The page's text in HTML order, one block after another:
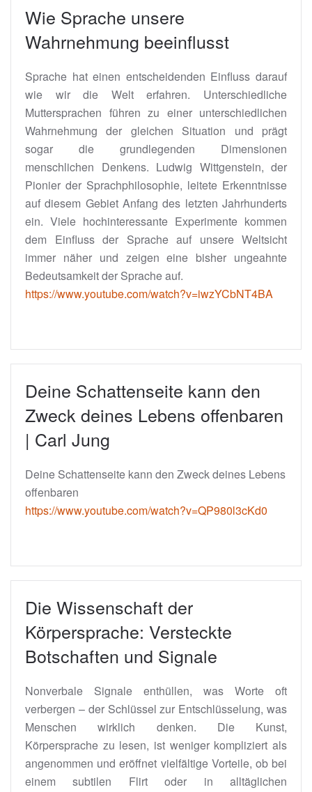
Wie Sprache unsere
Wahrnehmung beeinflusst
Sprache hat einen entscheidenden Einfluss darauf
wie wir die Welt erfahren. Unterschiedliche
Muttersprachen führen zu einer unterschiedlichen
Wahrnehmung der gleichen Situation und prägt
sogar die grundlegenden Dimensionen
menschlichen Denkens. Ludwig Wittgenstein, der
Pionier der Sprachphilosophie, leitete Erkenntnisse
auf diesem Gebiet Anfang des letzten Jahrhunderts
ein. Viele hochinteressante Experimente kommen
dem Einfluss der Sprache auf unsere Weltsicht
immer näher und zeigen eine bisher ungeahnte
Bedeutsamkeit der Sprache auf.
https://www.youtube.com/watch?v=iwzYCbNT4BA
Deine Schattenseite kann den
Zweck deines Lebens offenbaren
| Carl Jung
Deine Schattenseite kann den Zweck deines Lebens
offenbaren
https://www.youtube.com/watch?v=QP980l3cKd0
Die Wissenschaft der
Körpersprache: Versteckte
Botschaften und Signale
Nonverbale Signale enthüllen, was Worte oft
verbergen – der Schlüssel zur Entschlüsselung, was
Menschen wirklich denken. Die Kunst,
Körpersprache zu lesen, ist weniger kompliziert als
angenommen und eröffnet vielfältige Vorteile, ob bei
einem subtilen Flirt oder in alltäglichen